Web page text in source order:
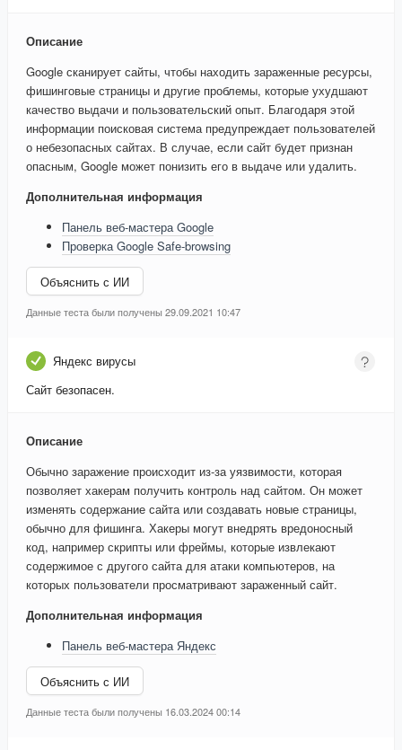
Описание
Google сканирует сайты, чтобы находить зараженные ресурсы,
фишинговые страницы и другие проблемы, которые ухудшают
качество выдачи и пользовательский опыт. Благодаря этой
информации поисковая система предупреждает пользователей
о небезопасных сайтах. В случае, если сайт будет признан
опасным, Google может понизить его в выдаче или удалить.
Дополнительная информация
Панель веб-мастера Google
Проверка Google Safe-browsing
Объяснить с ИИ
Данные теста были получены 29.09.2021 10:47
Яндекс вирусы
Сайт безопасен.
Описание
Обычно заражение происходит из-за уязвимости, которая
позволяет хакерам получить контроль над сайтом. Он может
изменять содержание сайта или создавать новые страницы,
обычно для фишинга. Хакеры могут внедрять вредоносный
код, например скрипты или фреймы, которые извлекают
содержимое с другого сайта для атаки компьютеров, на
которых пользователи просматривают зараженный сайт.
Дополнительная информация
Панель веб-мастера Яндекс
Объяснить с ИИ
Данные теста были получены 16.03.2024 00:14